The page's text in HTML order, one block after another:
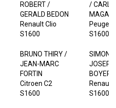
ROBERT /
GERALD BEDON
Renault Clio
S1600
/
S1600
BRUNO THIRY /
JEAN-MARC
FORTIN
Citroen C2
S1600
SIMON
JOSEPH
BOYERE
Renault
S1600